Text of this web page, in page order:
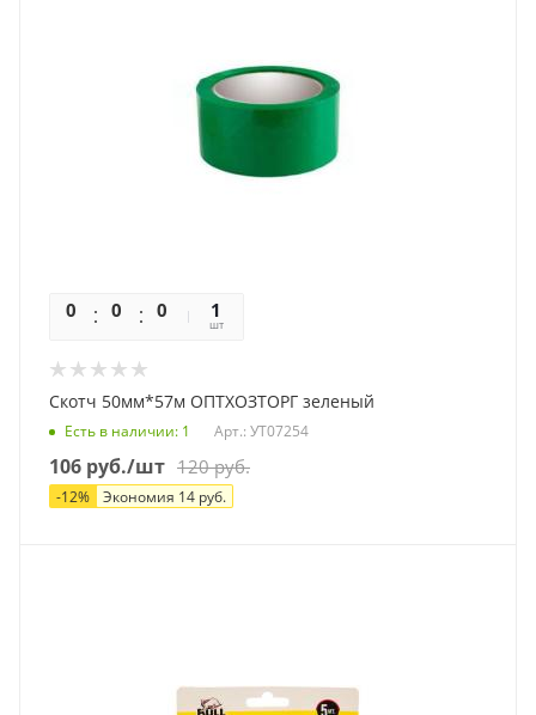
0 0 0 01
шт
Скотч 50мм*57м ОПТХОЗТОРГ зеленый
Есть в наличии: 1 Арт.: УТ07254
106 руб./шт 120руб.
-12% Экономия 14 руб.